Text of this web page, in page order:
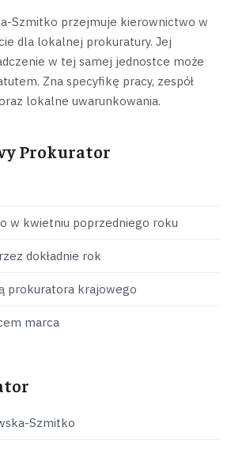
Szmitko przejmuje kierownictwo w
dla lokalnej prokuratury. Jej
w tej samej jednostce może
Zna specyfikę pracy, zespół
lokalne uwarunkowania.
Prokurator
w kwietniu poprzedniego roku
dokładnie rok
prokuratora krajowego
marca
Szmitko